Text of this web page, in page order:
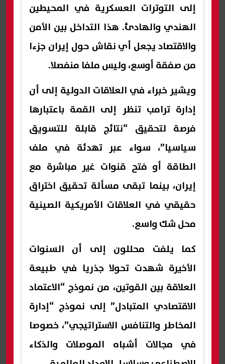
إلى التوترات العسكرية في المحيطين
الهندي والهادئ. هذا التداخل بين الأمن
والاقتصاد يجعل أي نقاش حول إيران جزءا
من صفقة أوسع، وليس ملفا منفصلا.
ويشير خبراء في العلاقات الدولية إلى أن
إدارة ترامب تنظر إلى القمة باعتبارها
فرصة لتحقيق “نتائج قابلة للتسويق
سياسيا”، سواء عبر تهدئة في ملف
الطاقة أو فتح قنوات غير مباشرة مع
إيران، بينما تبقى مسألة تحقيق اختراق
حقيقي في العلاقات الأمريكية الصينية
محل شك واسع.
كما يلفت محللون إلى أن السنوات
الأخيرة شهدت تحولا جذريا في طبيعة
العلاقة بين القوتين، من نموذج “الاعتماد
الاقتصادي المتبادل” إلى نموذج “إدارة
المخاطر والتنافس الاستراتيجي”، خصوصا
في مجالات أشباه الموصلات والذكاء